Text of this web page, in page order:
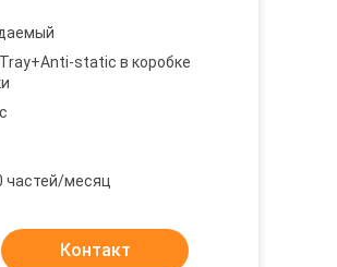
static в коробке
частей/месяц
Контакт